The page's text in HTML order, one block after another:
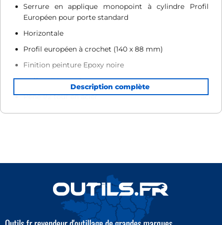
Serrure en applique monopoint à cylindre Profil
Européen pour porte standard
Horizontale
Profil européen à crochet (140 x 88 mm)
Finition peinture Epoxy noire
Coffre plié en acier
Pêne 1/2 tour en acier
Fouillot en bronze d’aluminium
Saillie du pêne 1/2 tour : 21 mm
Fonction crochet pour porte coulissante